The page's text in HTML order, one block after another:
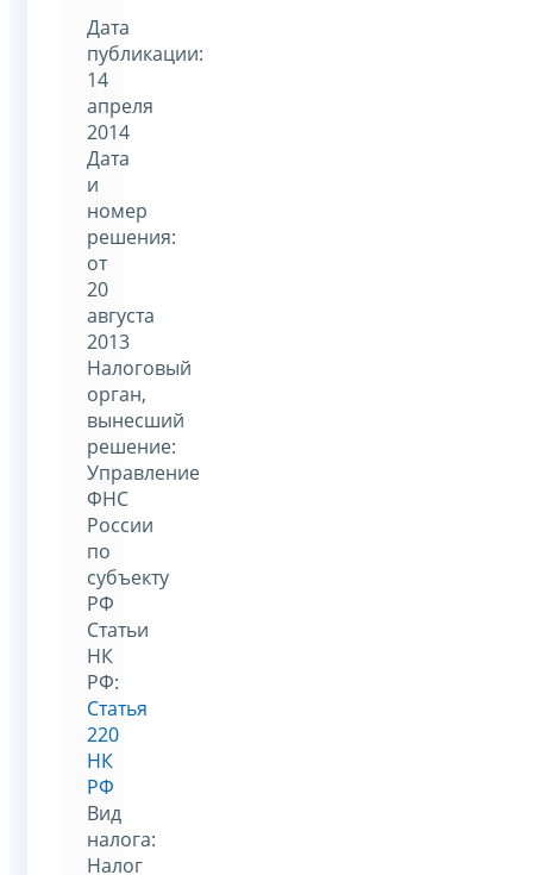
Дата
публикации:
14
апреля
2014
Дата
и
номер
решения:
от
20
августа
2013
Налоговый
орган,
вынесший
решение:
Управление
ФНС
России
по
субъекту
РФ
Статьи
НК
РФ:
Статья
220
НК
РФ
Вид
налога:
Налог